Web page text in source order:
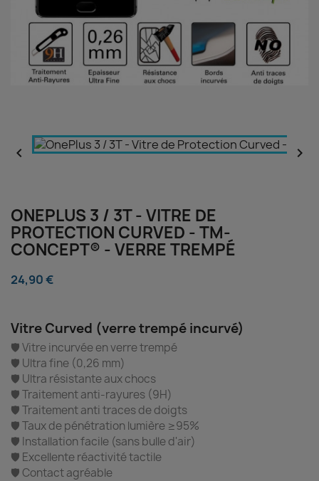
 
ONEPLUS 3 / 3T - VITRE DE
PROTECTION CURVED - TM-
CONCEPT® - VERRE TREMPÉ
24,90 €
Vitre Curved (verre trempé incurvé)
🛡️ Vitre incurvée en verre trempé
🛡️ Ultra fine (0,26 mm)
🛡️ Ultra résistante aux chocs
🛡️ Traitement anti-rayures (9H)
🛡️ Traitement anti traces de doigts
🛡️ Taux de pénétration lumière ≥95%
🛡️ Installation facile (sans bulle d'air)
🛡️ Excellente réactivité tactile
🛡️ Contact agréable